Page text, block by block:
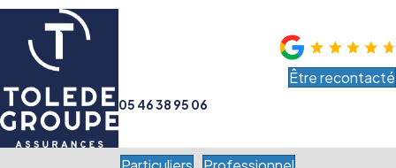
Être recontacté
05 46 38 95 06